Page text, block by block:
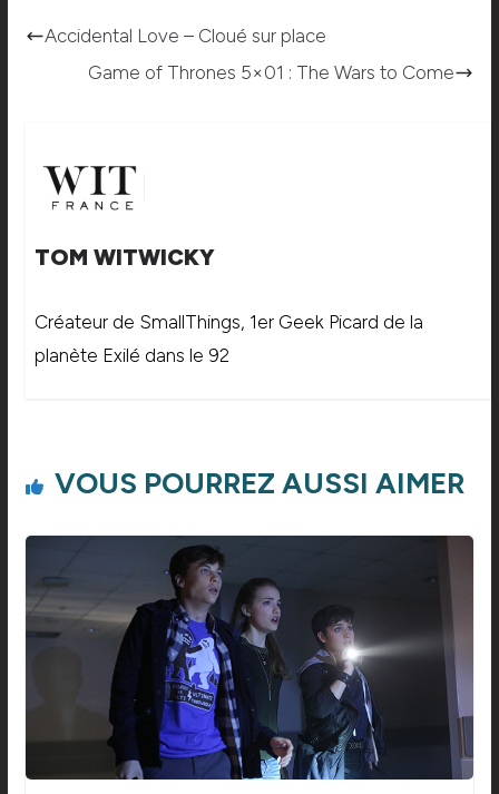
Accidental Love – Cloué sur place
Game of Thrones 5×01 : The Wars to Come
TOM WITWICKY
Créateur de SmallThings, 1er Geek Picard de la
planète Exilé dans le 92
VOUS POURREZ AUSSI AIMER